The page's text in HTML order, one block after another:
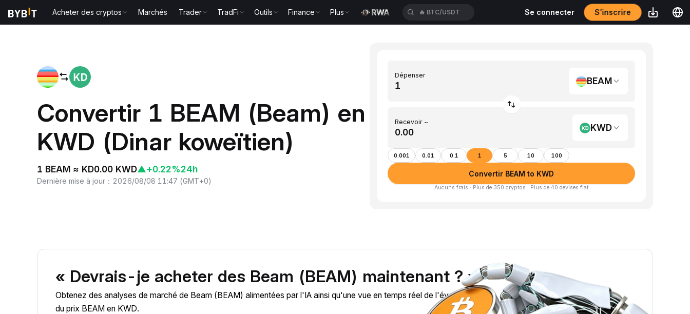
Acheter des cryptos Marchés Trader TradFi Outils Finance Plus 🔥 ETH/USDT Se connecter S’inscrire
Convertir 1 BEAM (Beam) en
KWD (Dinar koweïtien)
1 BEAM ≈ KD0.00 KWD▲+0.22%24h
Dernière mise à jour ： 2026/08/08 11:47 (GMT+0)
Dépenser
BEAM
Recevoir ~
KWD
0.001 0.01 0.1 1 5 10 100
Convertir BEAM to KWD
Aucuns frais · Plus de 350 cryptos · Plus de 40 devises fiat
« Devrais-je acheter des Beam (BEAM) maintenant ? »
Obtenez des analyses de marché de Beam (BEAM) alimentées par l'IA ainsi qu'une vue en temps réel de l'évolution
du prix BEAM en KWD.